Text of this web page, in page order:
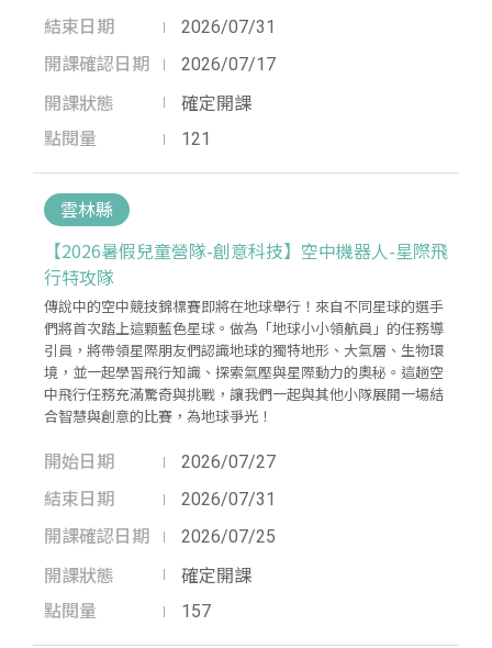
結束日期
2026/07/31
開課確認日期
2026/07/17
開課狀態 確定開課
點閱量 121
雲林縣
【2026暑假兒童營隊-創意科技】空中機器人-星際飛
行特攻隊
傳說中的空中競技錦標賽即將在地球舉行！來自不同星球的選手
們將首次踏上這顆藍色星球。做為「地球小小領航員」的任務導
引員，將帶領星際朋友們認識地球的獨特地形、大氣層、生物環
境，並一起學習飛行知識、探索氣壓與星際動力的奧秘。這趟空
中飛行任務充滿驚奇與挑戰，讓我們一起與其他小隊展開一場結
合智慧與創意的比賽，為地球爭光！
開始日期
2026/07/27
結束日期
2026/07/31
開課確認日期
2026/07/25
開課狀態 確定開課
點閱量 157